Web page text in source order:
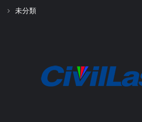
未分類